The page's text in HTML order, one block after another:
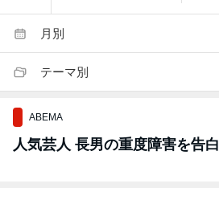
月別
テーマ別
ABEMA
人気芸人 長男の重度障害を告白